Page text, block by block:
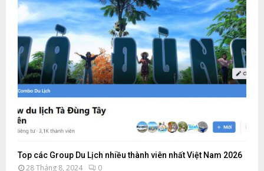
Top các Group Du Lịch nhiều thành viên nhất Việt Nam 2026
28 Tháng 8, 2024 0